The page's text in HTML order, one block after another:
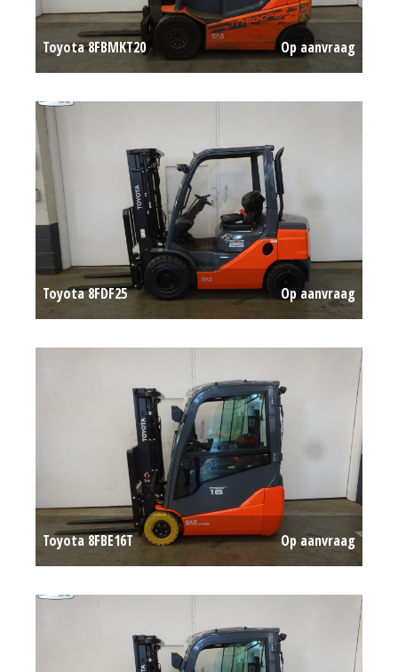
Toyota 8FBMKT20 Op aanvraag
Toyota 8FDF25 Op aanvraag
Toyota 8FBE16T Op aanvraag